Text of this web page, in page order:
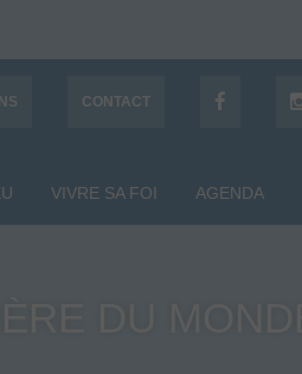
CONTACT
VIVRE SA FOI AGENDA